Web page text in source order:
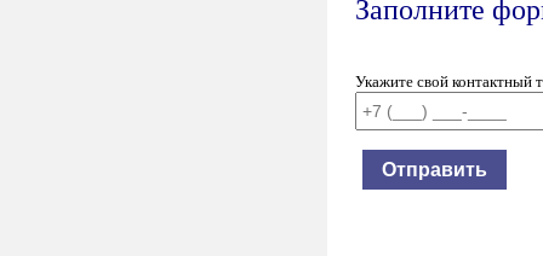
Заполните
Укажите свой контактный